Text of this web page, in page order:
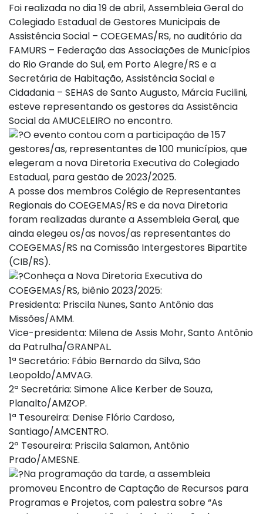
Foi realizada no dia 19 de abril, Assembleia Geral do
Colegiado Estadual de Gestores Municipais de
Assistência Social – COEGEMAS/RS, no auditório da
FAMURS – Federação das Associações de Municípios
do Rio Grande do Sul, em Porto Alegre/RS e a
Secretária de Habitação, Assistência Social e
Cidadania – SEHAS de Santo Augusto, Márcia Fucilini,
esteve representando os gestores da Assistência
Social da AMUCELEIRO no encontro.
O evento contou com a participação de 157
gestores/as, representantes de 100 municípios, que
elegeram a nova Diretoria Executiva do Colegiado
Estadual, para gestão de 2023/2025.
A posse dos membros Colégio de Representantes
Regionais do COEGEMAS/RS e da nova Diretoria
foram realizadas durante a Assembleia Geral, que
ainda elegeu os/as novos/as representantes do
COEGEMAS/RS na Comissão Intergestores Bipartite
(CIB/RS).
Conheça a Nova Diretoria Executiva do
COEGEMAS/RS, biênio 2023/2025:
Presidenta: Priscila Nunes, Santo Antônio das
Missões/AMM.
Vice-presidenta: Milena de Assis Mohr, Santo Antônio
da Patrulha/GRANPAL.
1ª Secretário: Fábio Bernardo da Silva, São
Leopoldo/AMVAG.
2ª Secretária: Simone Alice Kerber de Souza,
Planalto/AMZOP.
1ª Tesoureira: Denise Flório Cardoso,
Santiago/AMCENTRO.
2ª Tesoureira: Priscila Salamon, Antônio
Prado/AMESNE.
Na programação da tarde, a assembleia
promoveu Encontro de Captação de Recursos para
Programas e Projetos, com palestra sobre “As